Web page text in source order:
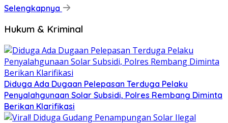
Selengkapnya
Hukum & Kriminal
Diduga Ada Dugaan Pelepasan Terduga Pelaku
Penyalahgunaan Solar Subsidi, Polres Rembang Diminta
Berikan Klarifikasi